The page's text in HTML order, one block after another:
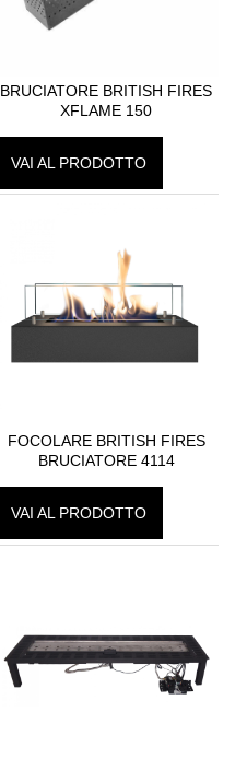
CAMINI ELETTRICI
ACCESSORI
BIOCAMINI
CAMINI SOSPESI
BAGNI
PAVIMENTI
DISEGNI SU MISURA
BRUCIATORE BRITISH FIRES
XFLAME 150
VAI AL PRODOTTO
FOCOLARE BRITISH FIRES
BRUCIATORE 4114
VAI AL PRODOTTO